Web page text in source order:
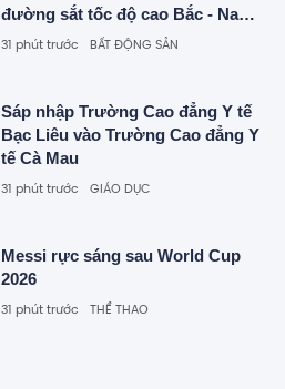
đường sắt tốc độ cao Bắc - Nam
như thế nào?
31 phút trước BẤT ĐỘNG SẢN
Sáp nhập Trường Cao đẳng Y tế
Bạc Liêu vào Trường Cao đẳng Y
tế Cà Mau
31 phút trước GIÁO DỤC
Messi rực sáng sau World Cup
2026
31 phút trước THỂ THAO